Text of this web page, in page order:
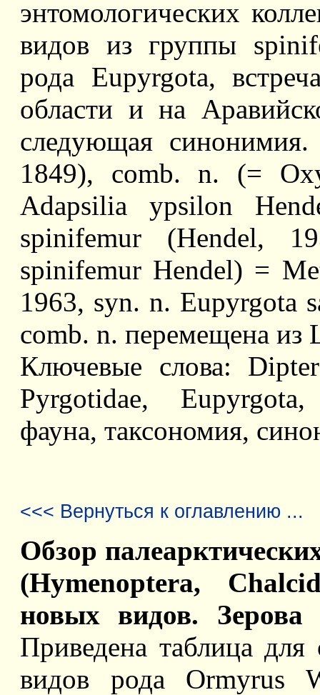
энтомологических
видов из группы
рода Eupyrgota,
области и на
следующая
1849), comb. n. (=
Adapsilia ypsilon
spinifemur (Hendel,
spinifemur Hendel) =
1963, syn. n. Eupyrgota
comb. n. перемещена
Ключевые слова:
Pyrgotidae,
фауна, таксономия,
<<< Вернуться к оглавлению ...
Обзор
(Hymenoptera,
новых видов.
Приведена таблица для
видов рода Ormyrus